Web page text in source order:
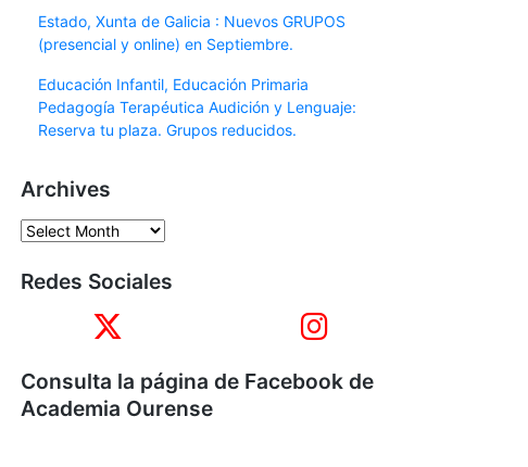
Estado, Xunta de Galicia : Nuevos GRUPOS
(presencial y online) en Septiembre.
Educación Infantil, Educación Primaria
Pedagogía Terapéutica Audición y Lenguaje:
Reserva tu plaza. Grupos reducidos.
Archives
Redes Sociales
Consulta la página de Facebook de
Academia Ourense